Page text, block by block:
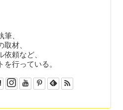
、
材、
頼など、
行っている。